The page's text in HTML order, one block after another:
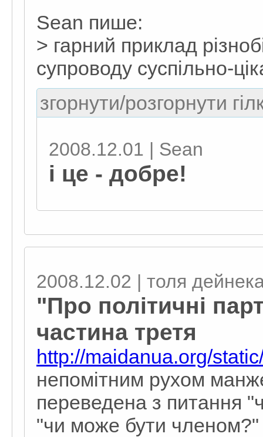
Sean пише:
> гарний приклад
супроводу суспільно-
згорнути/розгорнути
2008.12.01 | Sean
і це - добре!
2008.12.02 | толя
"Про політичні
частина третя
http://maidanua.org/
непомітним рухом
переведена з питання
"чи може бути членом?"